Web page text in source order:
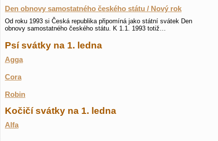
Den obnovy samostatného českého státu / Nový rok
Od roku 1993 si Česká republika připomíná jako státní svátek Den
obnovy samostatného českého státu. K 1.1. 1993 totiž…
Psí svátky na 1. ledna
Agga
Cora
Robin
Kočičí svátky na 1. ledna
Alfa